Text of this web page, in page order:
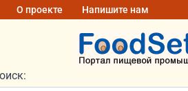
О проекте Напишите нам